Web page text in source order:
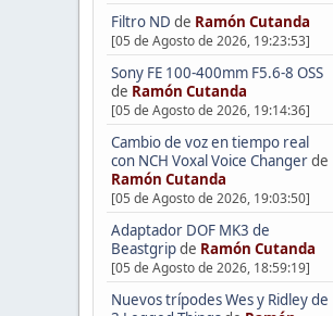
Filtro ND de Ramón Cutanda
[05 de Agosto de 2026, 19:23:53]
Sony FE 100-400mm F5.6-8 OSS
de Ramón Cutanda
[05 de Agosto de 2026, 19:14:36]
Cambio de voz en tiempo real
con NCH Voxal Voice Changerde
Ramón Cutanda
[05 de Agosto de 2026, 19:03:50]
Adaptador DOF MK3 de
Beastgripde Ramón Cutanda
[05 de Agosto de 2026, 18:59:19]
Nuevos trípodes Wes y Ridley de